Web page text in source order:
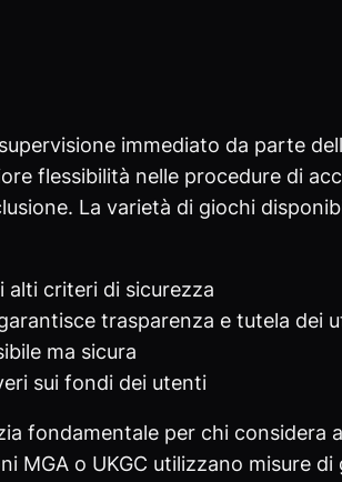
immediato da parte
flessibilità nelle procedure di
La varietà di giochi
alti criteri di sicurezza
trasparenza e tutela dei
ma sicura
sui fondi dei utenti
fondamentale per chi considera
MGA o UKGC utilizzano misure